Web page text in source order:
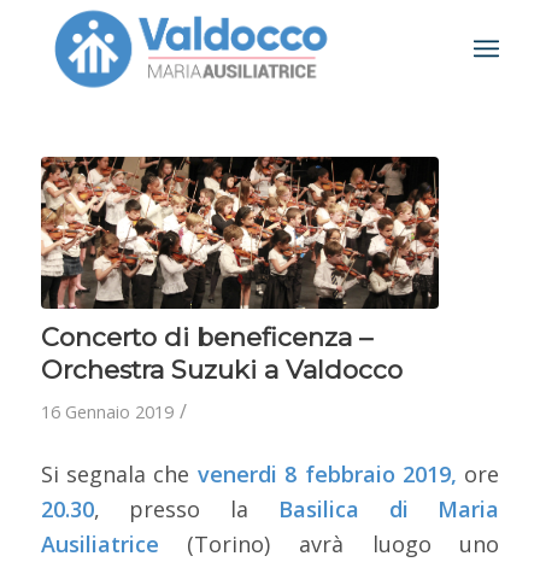
Concerto di beneficenza –
Orchestra Suzuki a Valdocco
16 Gennaio 2019 /
Si segnala che venerdi 8 febbraio 2019, ore
20.30, presso la Basilica di Maria
Ausiliatrice (Torino) avrà luogo uno